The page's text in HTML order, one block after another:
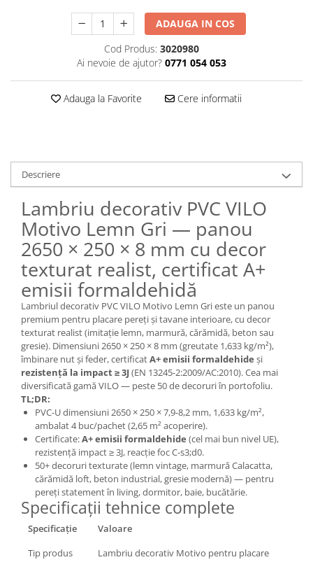
ADAUGA IN COS
Cod Produs: 3020980
Ai nevoie de ajutor? 0771 054 053
Adauga la Favorite Cere informatii
Descriere
Lambriu decorativ PVC VILO
Motivo Lemn Gri — panou
2650 × 250 × 8 mm cu decor
texturat realist, certificat A+
emisii formaldehidă
Lambriul decorativ PVC VILO Motivo Lemn Gri este un panou
premium pentru placare pereți și tavane interioare, cu decor
texturat realist (imitație lemn, marmură, cărămidă, beton sau
gresie). Dimensiuni 2650 × 250 × 8 mm (greutate 1,633 kg/m²),
îmbinare nut și feder, certificatA+ emisii formaldehide și
rezistență la impact ≥ 3J (EN 13245-2:2009/AC:2010). Cea mai
diversificată gamă VILO — peste 50 de decoruri în portofoliu.
TL;DR:
PVC-U dimensiuni 2650 × 250 × 7,9-8,2 mm, 1,633 kg/m²,
ambalat 4 buc/pachet (2,65 m² acoperire).
Certificate:A+ emisii formaldehide (cel mai bun nivel UE),
rezistență impact ≥ 3J, reacție foc C-s3;d0.
50+ decoruri texturate (lemn vintage, marmură Calacatta,
cărămidă loft, beton industrial, gresie modernă) — pentru
pereți statement în living, dormitor, baie, bucătărie.
Specificații tehnice complete
Specificație
Valoare
Tip produs
Lambriu decorativ Motivo pentru placare